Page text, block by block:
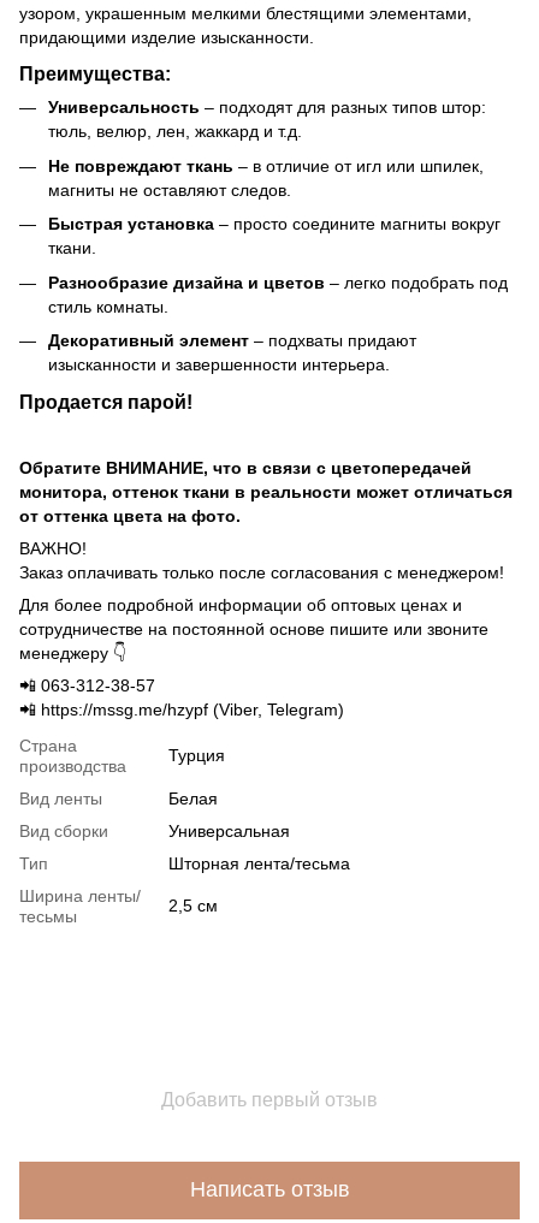
узором, украшенным мелкими блестящими элементами,
придающими изделие изысканности.
Преимущества:
Универсальность – подходят для разных типов штор:
тюль, велюр, лен, жаккард и т.д.
Не повреждают ткань – в отличие от игл или шпилек,
магниты не оставляют следов.
Быстрая установка – просто соедините магниты вокруг
ткани.
Разнообразие дизайна и цветов – легко подобрать под
стиль комнаты.
Декоративный элемент – подхваты придают
изысканности и завершенности интерьера.
Продается парой!
Обратите ВНИМАНИЕ, что в связи с цветопередачей
монитора, оттенок ткани в реальности может отличаться
от оттенка цвета на фото.
ВАЖНО!
Заказ оплачивать только после согласования с менеджером!
Для более подробной информации об оптовых ценах и
сотрудничестве на постоянной основе пишите или звоните
менеджеру 👇
📲 063-312-38-57
📲 https://mssg.me/hzypf (Viber, Telegram)
Страна
производства
Турция
Вид ленты
Белая
Вид сборки
Универсальная
Тип
Шторная лента/тесьма
Ширина ленты/
тесьмы
2,5 см
Добавить первый отзыв
Написать отзыв